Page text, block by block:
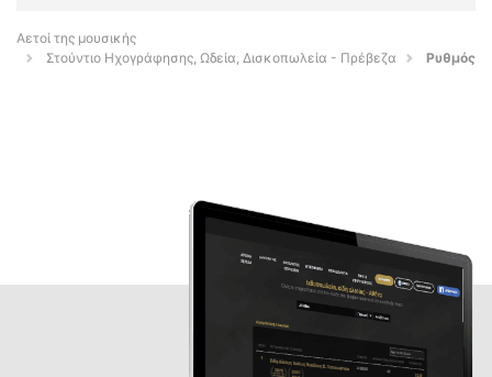
Αετοί της μουσικής
Στούντιο Ηχογράφησης, Ωδεία, Δισκοπωλεία - Πρέβεζα
Ρυθμός